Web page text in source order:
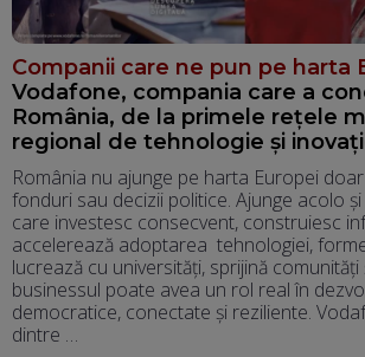
Companii care ne pun pe harta
Vodafone, compania care a
România, de la primele rețele
regional de tehnologie și
România nu ajunge pe harta Europei
fonduri sau decizii politice. Ajunge acolo
care investesc consecvent, construiesc
accelerează adoptarea tehnologiei,
lucrează cu universități, sprijină comunități
businessul poate avea un rol real în
democratice, conectate și reziliente.
dintre …